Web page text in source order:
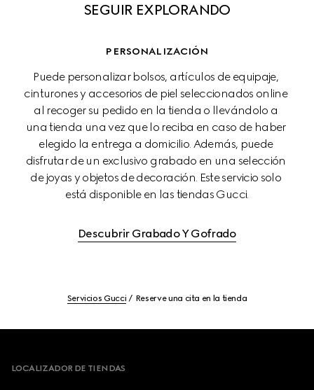
SEGUIR EXPLORANDO
PERSONALIZACIÓN
Puede personalizar bolsos, artículos de equipaje,
cinturones y accesorios de piel seleccionados online
al recoger su pedido en la tienda o llevándolo a
una tienda una vez que lo reciba en caso de haber
elegido la entrega a domicilio. Además, puede
disfrutar de un exclusivo grabado en una selección
de joyas y objetos de decoración. Este servicio solo
está disponible en las tiendas Gucci.
Descubrir Grabado Y Gofrado
Servicios Gucci Reserve una cita en la tienda
LOCALIZADOR DE TIENDAS